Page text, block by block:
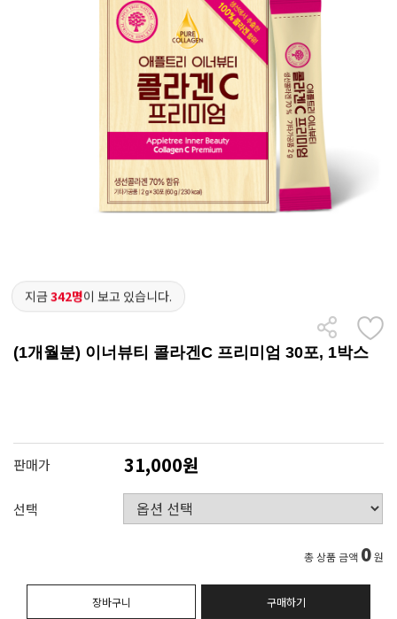
지금342명이 보고 있습니다.
(1개월분) 이너뷰티 콜라겐C 프리미엄 30포, 1박스
판매가 31,000원
선택
총 상품 금액 0원
장바구니 구매하기